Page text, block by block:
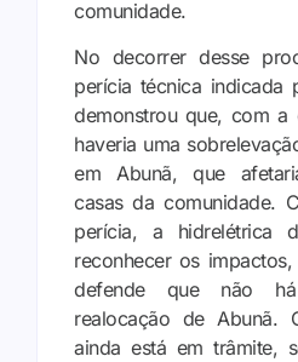
comunidade.
No decorrer desse
perícia técnica indicada
demonstrou que, com
haveria uma
em Abunã, que
casas da comunidade.
perícia, a hidrelétrica
reconhecer os
defende que não
realocação de Abunã.
ainda está em trâmite,